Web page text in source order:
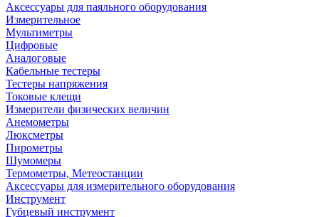
Аксессуары для паяльного оборудования
Измерительное
Мультиметры
Цифровые
Аналоговые
Кабельные тестеры
Тестеры напряжения
Токовые клещи
Измерители физических величин
Анемометры
Люксметры
Пирометры
Шумомеры
Термометры, Метеостанции
Аксессуары для измерительного оборудования
Инструмент
Губцевый инструмент